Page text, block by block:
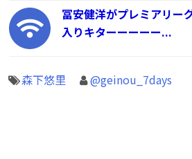
冨安健洋がプレミアリー
入りキターーーーー...
森下悠里 @geinou_7days